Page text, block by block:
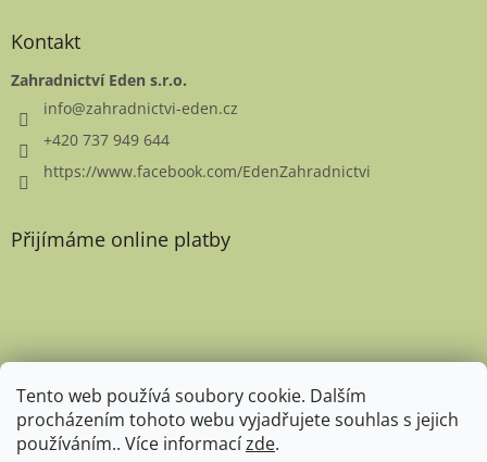
Tento web používá soubory cookie. Dalším
procházením tohoto webu vyjadřujete souhlas s jejich
používáním.. Více informacízde.
Kontakt
Zahradnictví Eden s.r.o.
info@zahradnictvi-eden.cz
+420 737 949 644
https://www.facebook.com/EdenZahradnictvi
Přijímáme online platby
Favicon